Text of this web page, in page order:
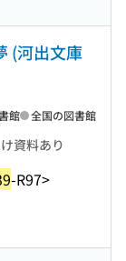
(河出文庫
資料あり
-R97>
館 全国の図書館